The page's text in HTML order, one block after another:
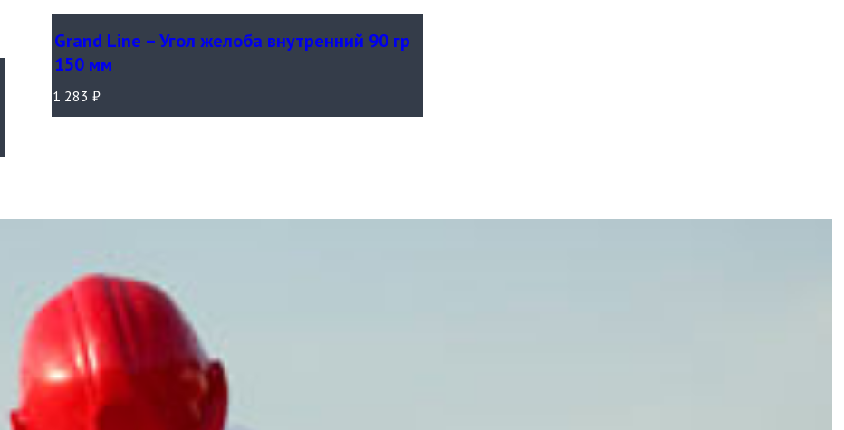
Grand Line – Угол желоба внутренний 90 гр
150 мм
1 283 ₽